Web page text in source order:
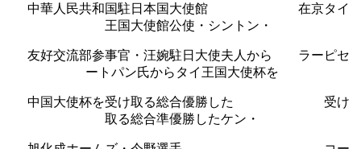
中華人民共和国駐日本国大使館 在京タイ
王国大使館公使・シントン・
友好交流部参事官・汪婉駐日大使夫人から ラーピセ
ートパン氏からタイ王国大使杯を
中国大使杯を受け取る総合優勝した 受け
取る総合準優勝したケン・